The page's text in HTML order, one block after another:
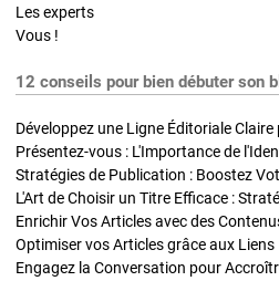
Les experts
Vous !
12 conseils pour bien débuter son
Développez une Ligne Éditoriale
Présentez-vous : L'Importance de
L'Art de Choisir un Titre Efficace :
Optimiser vos Articles grâce aux Liens
Engagez la Conversation pour